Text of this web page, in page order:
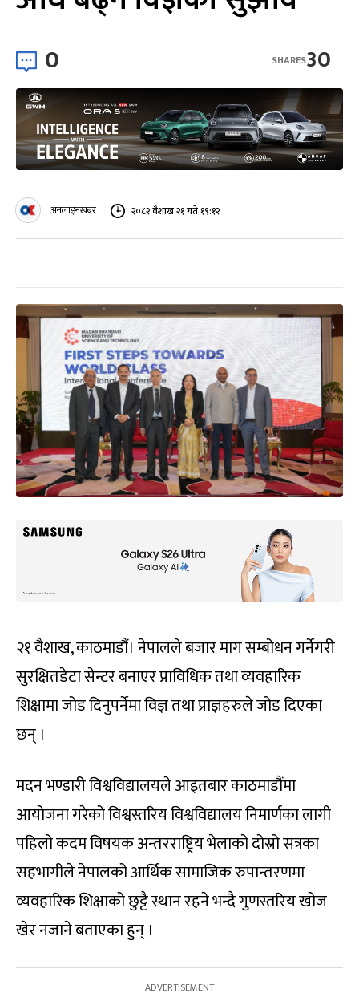
0 30
SHARES
अनलाइनखबर २०८२ वैशाख २१ गते १९:१२
२१ वैशाख, काठमाडौं। नेपालले बजार माग सम्बोधन गर्नेगरी
सुरक्षितडेटा सेन्टर बनाएर प्राविधिक तथा व्यवहारिक
शिक्षामा जोड दिनुपर्नेमा विज्ञ तथा प्राज्ञहरुले जोड दिएका
छन् ।
मदन भण्डारी विश्वविद्यालयले आइतबार काठमाडौंमा
आयोजना गरेको विश्वस्तरिय विश्वविद्यालय निमार्णका लागी
पहिलो कदम विषयक अन्तरराष्ट्रिय भेलाको दोस्रो सत्रका
सहभागीले नेपालको आर्थिक सामाजिक रुपान्तरणमा
व्यवहारिक शिक्षाको छुट्टै स्थान रहने भन्दै गुणस्तरिय खोज
खेर नजाने बताएका हुन् ।